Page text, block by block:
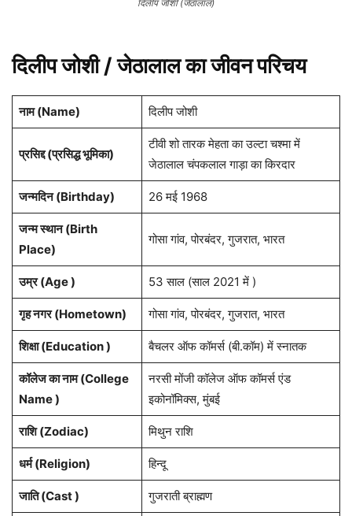
दिलीप जोशी (जेठालाल)
दिलीप जोशी / जेठालाल का जीवन परिचय
नाम (Name) दिलीप जोशी
प्रसिद्द (प्रसिद्ध भूमिका)
टीवी शो तारक मेहता का उल्टा चश्मा में
जेठालाल चंपकलाल गाड़ा का किरदार
जन्मदिन (Birthday) 26 मई 1968
जन्म स्थान (Birth
Place)
गोसा गांव, पोरबंदर, गुजरात, भारत
उम्र (Age ) 53 साल (साल 2021 में )
गृह नगर (Hometown) गोसा गांव, पोरबंदर, गुजरात, भारत
शिक्षा (Education ) बैचलर ऑफ कॉमर्स (बी.कॉम) में स्नातक
कॉलेज का नाम (College
Name )
नरसी मोंजी कॉलेज ऑफ कॉमर्स एंड
इकोनॉमिक्स, मुंबई
राशि(Zodiac) मिथुन राशि
धर्म (Religion) हिन्दू
जाति (Cast ) गुजराती ब्राह्मण